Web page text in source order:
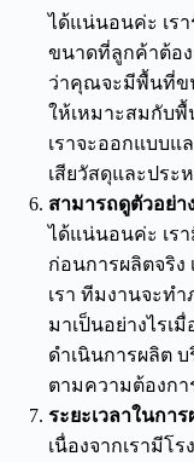
ได้แน่นอนค่ะ เร
ขนาดที่ลูกค้าต้อง
ว่าคุณจะมีพื้นที่ข
ให้เหมาะสมกับ
เราจะออกแบบ
เสียวัสดุและประ
สามารถดูตัวอย่า
ได้แน่นอนค่ะ เร
ก่อนการผลิตจริง
เรา ทีมงานจะท
มาเป็นอย่างไร
ดำเนินการผลิต
ตามความต้องกา
ระยะเวลาในกา
เนื่องจากเรามีโ